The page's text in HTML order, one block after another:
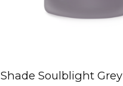
Shade Soulblight Grey